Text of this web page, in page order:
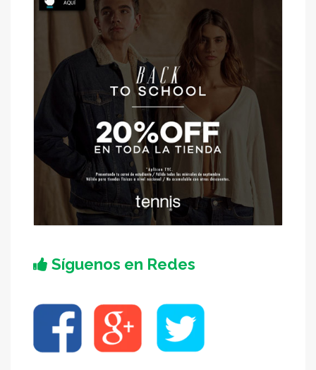
Síguenos en Redes